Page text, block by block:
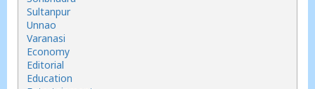
Sultanpur
Unnao
Varanasi
Economy
Editorial
Education